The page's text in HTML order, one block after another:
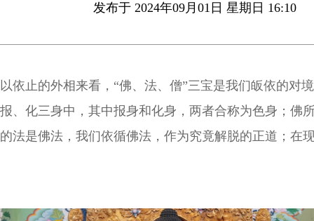
发布于 2024年09月01日 星期日 16:10
以依止的外相来看，“佛、法、僧”三宝是我们皈依的对
报、化三身中，其中报身和化身，两者合称为色身；佛
的法是佛法，我们依循佛法，作为究竟解脱的正道；在